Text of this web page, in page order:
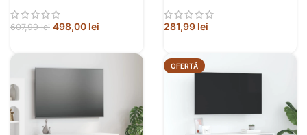
607,99lei 498,00 lei 281,99 lei
OFERTĂ